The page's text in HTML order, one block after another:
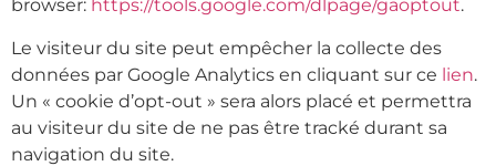
browser: https://tools.google.com/dlpage/gaoptout.
Le visiteur du site peut empêcher la collecte des
données par Google Analytics en cliquant sur ce lien.
Un « cookie d’opt-out » sera alors placé et permettra
au visiteur du site de ne pas être tracké durant sa
navigation du site.